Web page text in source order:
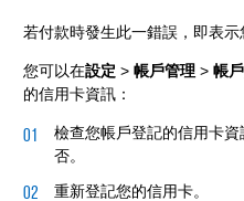
若付款時發生此一錯誤，即表示
您可以在設定 > 帳戶管理 > 帳
的信用卡資訊：
檢查您帳戶登記的信用卡
否。
重新登記您的信用卡。